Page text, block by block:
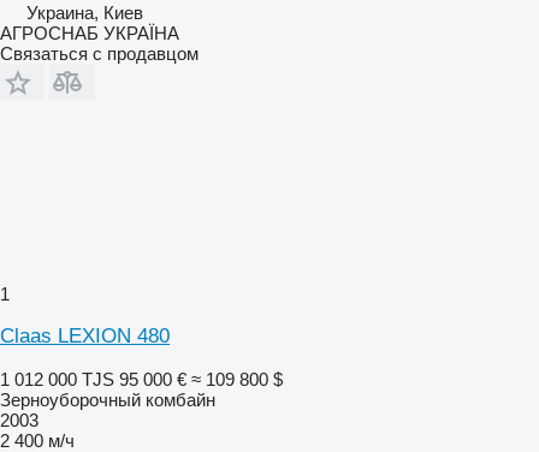
Украина, Киев
АГРОСНАБ УКРАЇНА
Связаться с продавцом
1
Claas LEXION 480
1 012 000 TJS 95 000 € ≈ 109 800 $
Зерноуборочный комбайн
2003
2 400 м/ч